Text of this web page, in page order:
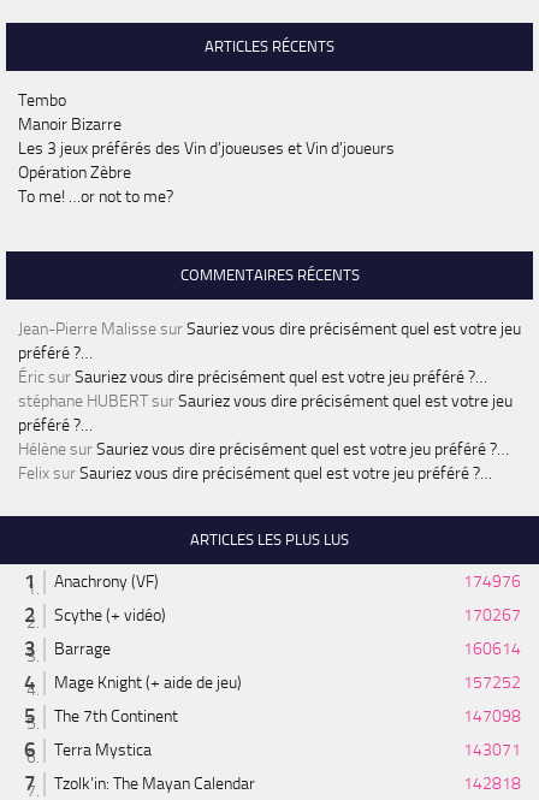
ARTICLES RÉCENTS
Tembo
Manoir Bizarre
Les 3 jeux préférés des Vin d’joueuses et Vin d’joueurs
Opération Zèbre
To me! …or not to me?
COMMENTAIRES RÉCENTS
Jean-Pierre MalissesurSauriez vous dire précisément quel est votre jeu
préféré ?…
ÉricsurSauriez vous dire précisément quel est votre jeu préféré ?…
stéphane HUBERTsurSauriez vous dire précisément quel est votre jeu
préféré ?…
HélènesurSauriez vous dire précisément quel est votre jeu préféré ?…
FelixsurSauriez vous dire précisément quel est votre jeu préféré ?…
ARTICLES LES PLUS LUS
Anachrony (VF)
174976
Scythe (+ vidéo)
170267
Barrage
160614
Mage Knight (+ aide de jeu)
157252
The 7th Continent
147098
Terra Mystica
143071
Tzolk'in: The Mayan Calendar
142818